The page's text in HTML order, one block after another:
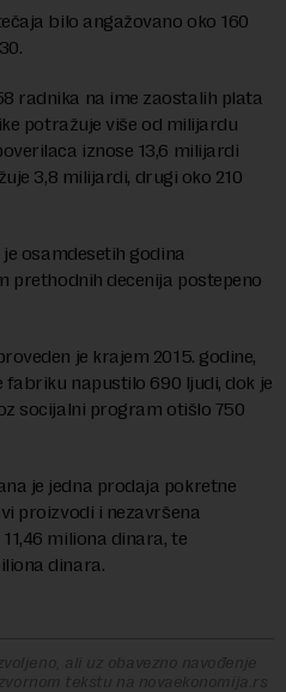
bilo angažovano oko 160
radnika na ime zaostalih plata
potražuje više od milijardu
iznose 13,6 milijardi
3,8 milijardi, drugi oko 210
osamdesetih godina
prethodnih decenija postepeno
je krajem 2015. godine,
fabriku napustilo 690 ljudi, dok je
socijalni program otišlo 750
je jedna prodaja pokretne
proizvodi i nezavršena
miliona dinara, te
dinara.
ali uz obavezno navođenje
tekstu na novaekonomija.rs